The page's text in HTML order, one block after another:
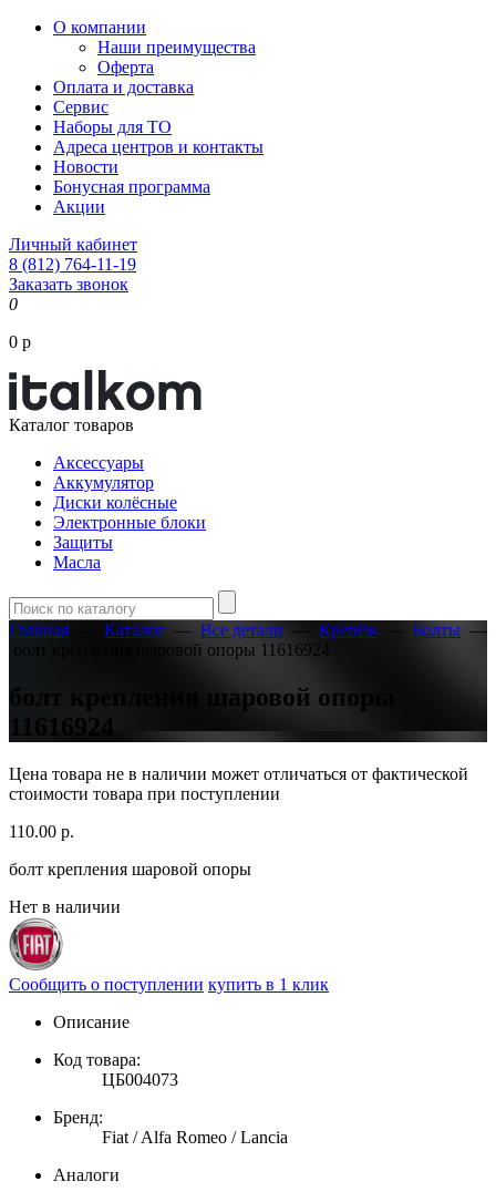
О компании
Наши преимущества
Оферта
Оплата и доставка
Сервис
Наборы для ТО
Адреса центров и контакты
Новости
Бонусная программа
Акции
Личный кабинет
8 (812) 764-11-19
Заказать звонок
0
0 р
Каталог товаров
Аксессуары
Аккумулятор
Диски колёсные
Электронные блоки
Защиты
Масла
Главная Каталог — Все детали — Крепёж Болты —
болт крепления шаровой опоры 11616924
болт крепления шаровой опоры
11616924
Цена товара не в наличии может отличаться от фактической
стоимости товара при поступлении
110.00 р.
болт крепления шаровой опоры
Нет в наличии
Сообщить о поступлении купить в 1 клик
Описание
Код товара:
ЦБ004073
Бренд:
Fiat / Alfa Romeo / Lancia
Аналоги